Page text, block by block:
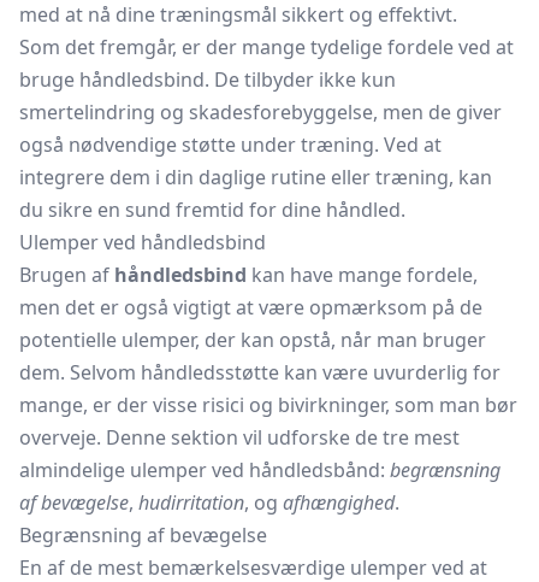
med at nå dine træningsmål sikkert og effektivt.
Som det fremgår, er der mange tydelige fordele ved at
bruge håndledsbind. De tilbyder ikke kun
smertelindring og skadesforebyggelse, men de giver
også nødvendige støtte under træning. Ved at
integrere dem i din daglige rutine eller træning, kan
du sikre en sund fremtid for dine håndled.
Ulemper ved håndledsbind
Brugen af håndledsbind kan have mange fordele,
men det er også vigtigt at være opmærksom på de
potentielle ulemper, der kan opstå, når man bruger
dem. Selvom håndledsstøtte kan være uvurderlig for
mange, er der visse risici og bivirkninger, som man bør
overveje. Denne sektion vil udforske de tre mest
almindelige ulemper ved håndledsbånd: begrænsning
af bevægelse, hudirritation, og afhængighed.
Begrænsning af bevægelse
En af de mest bemærkelsesværdige ulemper ved at